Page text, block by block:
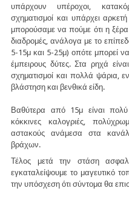
υπάρχουν υπέροχοι,
σχηματισμοί και υπάρχει
μπορούσαμε να πούμε ότι η ξέρα
διαδρομές, ανάλογα με το
5-15μ και 5-25μ) οπότε μπορεί
έμπειρους δύτες. Στα ρηχά
σχηματισμοί και πολλά ψάρια,
βλάστηση και βενθικά είδη.
Βαθύτερα από 15μ είναι
κόκκινες καλογριές,
αστακούς ανάμεσα στα
βράχων.
Τέλος μετά την στάση
εγκαταλείψουμε το μαγευτικό
την υπόσχεση ότι σύντομα θα